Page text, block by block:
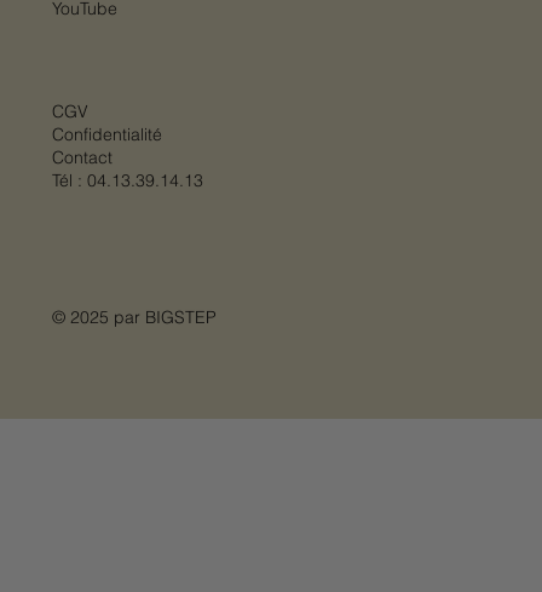
CGV
Confidentialité
Contact
Tél : 04.13.39.14.13
YouTube
© 2025 par BIGSTEP